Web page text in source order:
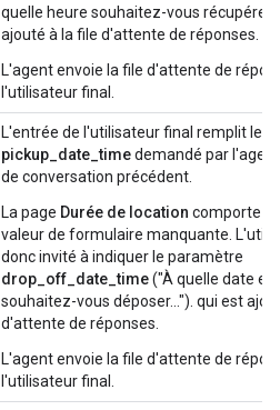
quelle heure souhaitez-vous
ajouté à la file d'attente de réponses.
L'agent envoie la file d'attente de
l'utilisateur final.
L'entrée de l'utilisateur final remplit le
pickup_date_timedemandé par
de conversation précédent.
La page Durée de location comporte
valeur de formulaire manquante.
donc invité à indiquer le paramètre
drop_off_date_time("À quelle date et
souhaitez-vous déposer..."). qui est
d'attente de réponses.
L'agent envoie la file d'attente de
l'utilisateur final.